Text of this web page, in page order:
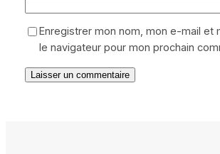
Enregistrer mon nom, mon e-mail et
le navigateur pour mon prochain